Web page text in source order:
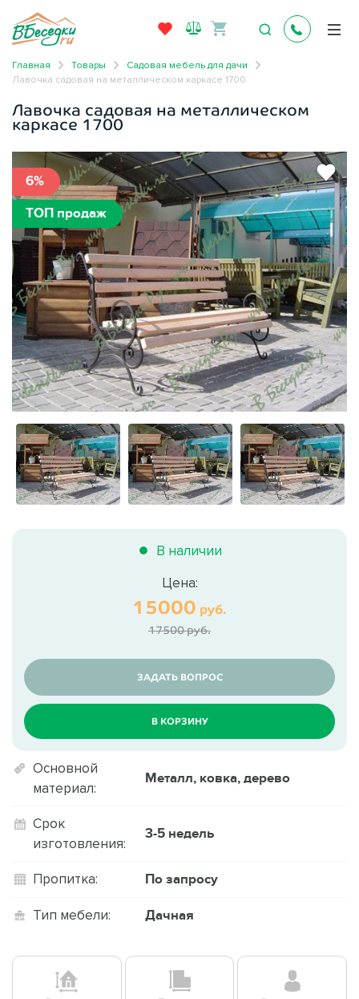
Главная Товары
Садовая мебель для дачи
Лавочка садовая на металлическом каркасе 1700
Лавочка садовая на металлическом
каркасе 1700
6%
ТОП продаж
В наличии
Цена:
15000 руб.
17500 руб.
ЗАДАТЬ ВОПРОС
В КОРЗИНУ
Основной
материал:
Металл, ковка, дерево
Срок
изготовления:
3-5 недель
Пропитка: По запросу
Тип мебели: Дачная